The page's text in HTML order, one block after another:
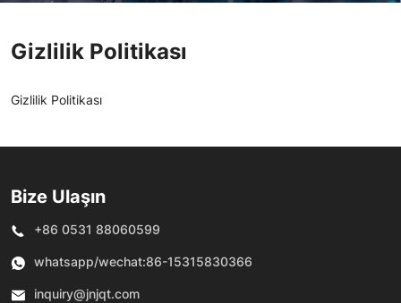
Gizlilik Politikası
Gizlilik Politikası
Bize Ulaşın
+86 0531 88060599
whatsapp/wechat:86-15315830366
inquiry@jnjqt.com